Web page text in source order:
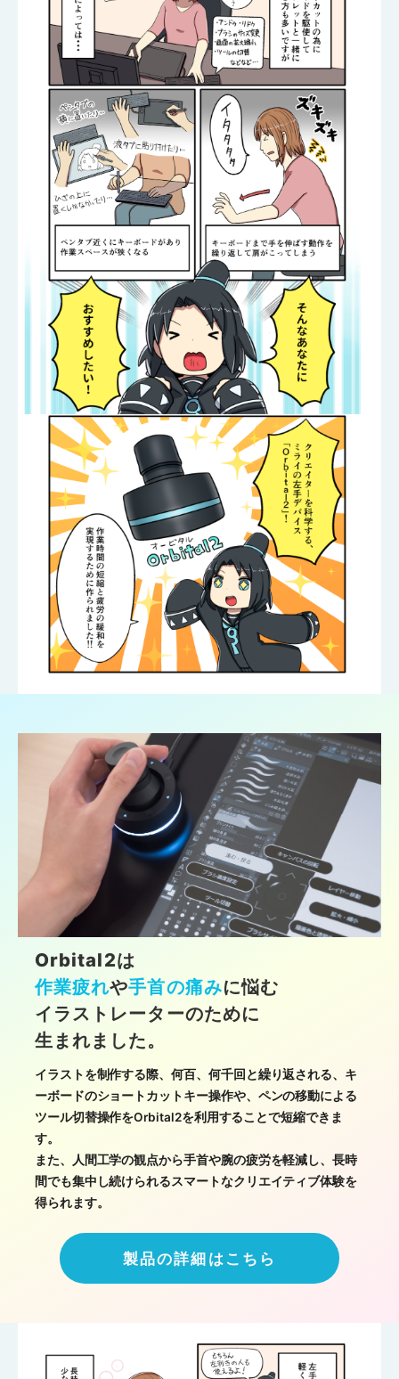
Orbital2は
作業疲れや手首の痛みに悩む
イラストレーターのために
生まれました。
イラストを制作する際、何百、何千回と繰り返される、キ
ーボードのショートカットキー操作や、ペンの移動による
ツール切替操作をOrbital2を利用することで短縮できま
す。
また、人間工学の観点から手首や腕の疲労を軽減し、長時
間でも集中し続けられるスマートなクリエイティブ体験を
得られます。
製品の詳細はこちら